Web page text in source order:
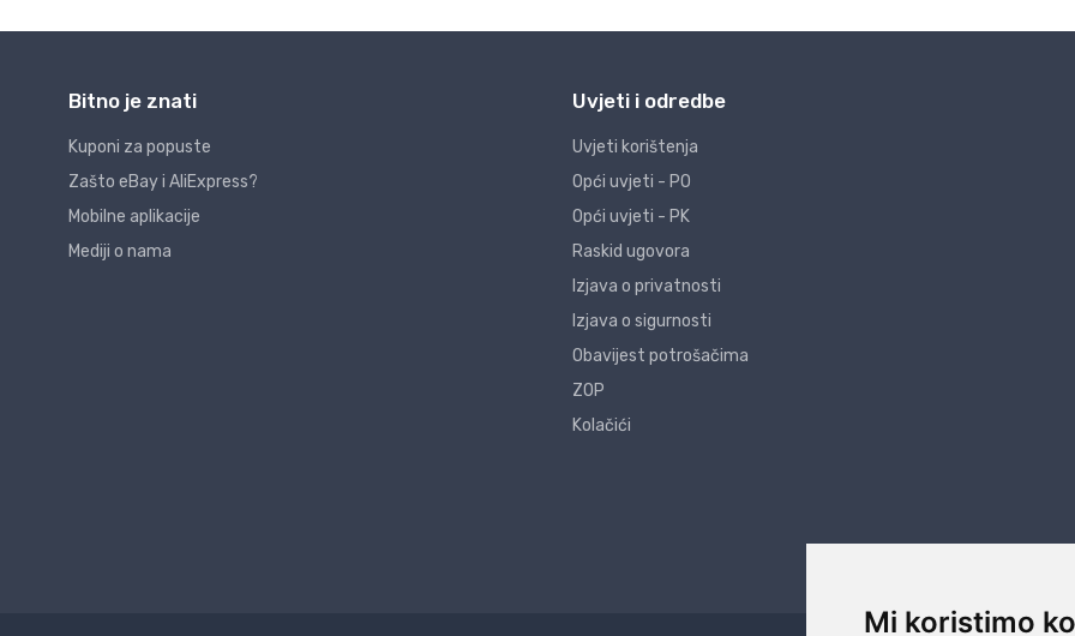
Mi koristimo
Bitno je znati
Kuponi za popuste
Zašto eBay i AliExpress?
Mobilne aplikacije
Mediji o nama
Uvjeti i odredbe
Uvjeti korištenja
Opći uvjeti - PO
Opći uvjeti - PK
Raskid ugovora
Izjava o privatnosti
Izjava o sigurnosti
Obavijest potrošačima
ZOP
Kolačići